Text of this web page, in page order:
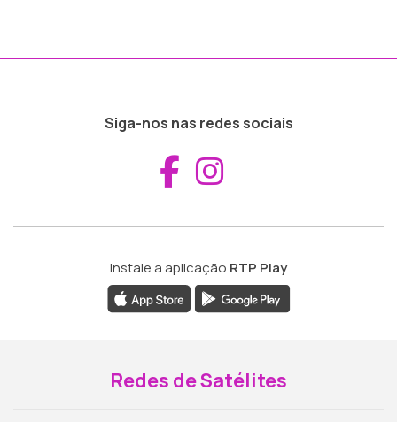
Siga-nos nas redes sociais
Aceder ao
Instale a aplicação RTP Play
Redes de Satélites